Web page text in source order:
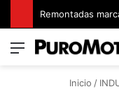
Menú
Inicio /